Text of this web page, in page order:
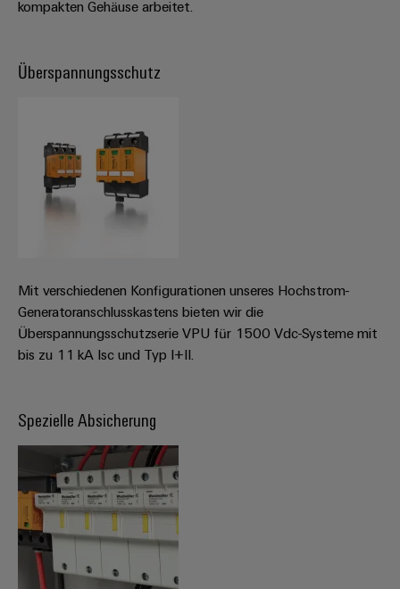
kompakten Gehäuse arbeitet.
Überspannungsschutz
Mit verschiedenen Konfigurationen unseres Hochstrom-
Generatoranschlusskastens bieten wir die
Überspannungsschutzserie VPU für 1500 Vdc-Systeme mit
bis zu 11 kA Isc und Typ I+II.
Spezielle Absicherung